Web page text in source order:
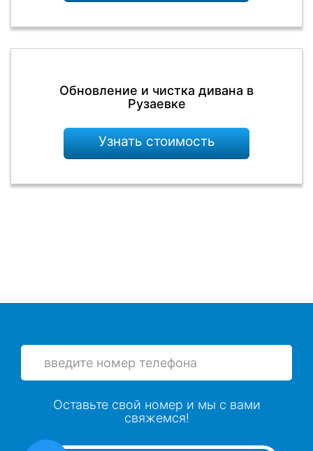
Обновление и чистка дивана в
Рузаевке
Узнать стоимость
Оставьте свой номер и мы с вами
свяжемся!